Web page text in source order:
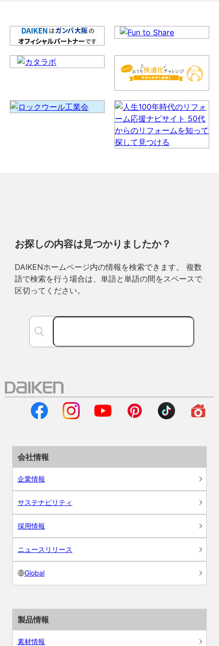
お探しの内容は見つかりましたか？
DAIKENホームページ内の情報を検索できます。 複数
語で検索を行う場合は、単語と単語の間をスペースで
区切ってください。
会社情報
企業情報
サステナビリティ
採用情報
ニュースリリース
Global
製品情報
素材情報